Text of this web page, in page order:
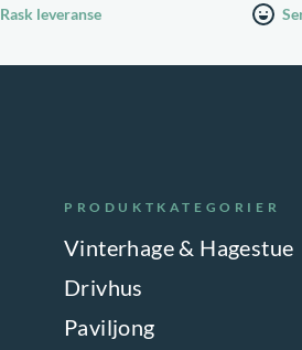
Rask leveranse
PRODUKTKATEGORIER
Vinterhage & Hagestue
Drivhus
Paviljong